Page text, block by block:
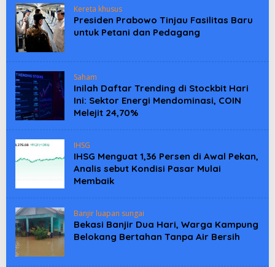
Kereta khusus
Presiden Prabowo Tinjau Fasilitas Baru
untuk Petani dan Pedagang
Saham
Inilah Daftar Trending di Stockbit Hari
Ini: Sektor Energi Mendominasi, COIN
Melejit 24,70%
IHSG
IHSG Menguat 1,36 Persen di Awal Pekan,
Analis sebut Kondisi Pasar Mulai
Membaik
Banjir luapan sungai
Bekasi Banjir Dua Hari, Warga Kampung
Belokang Bertahan Tanpa Air Bersih